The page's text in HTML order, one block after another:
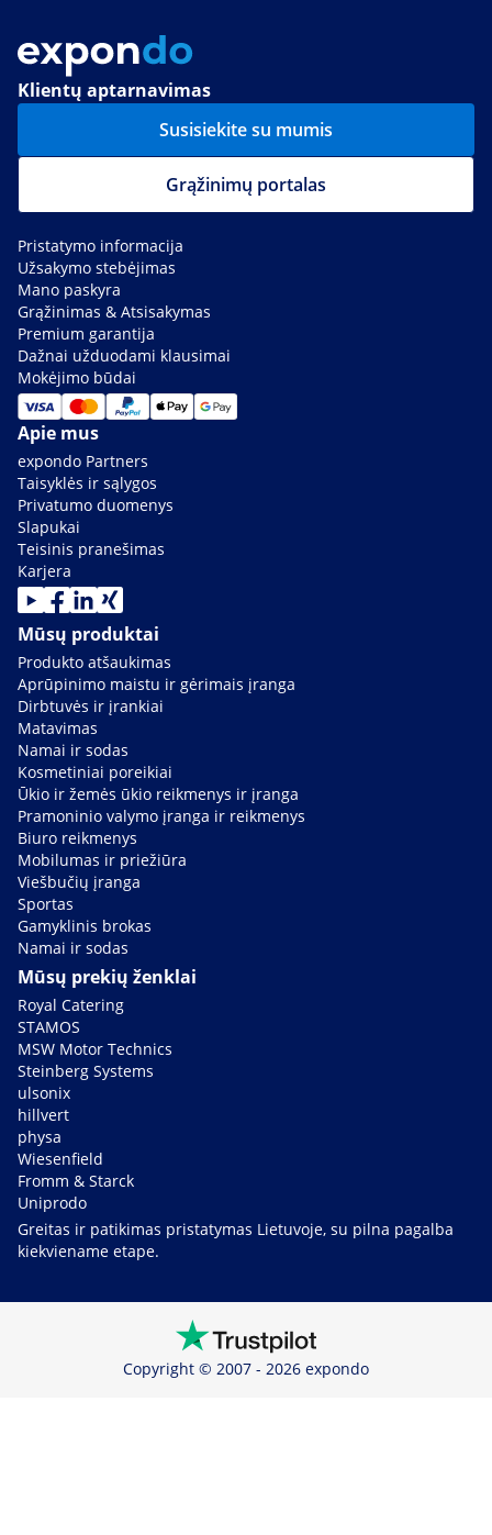
Klientų aptarnavimas
Susisiekite su mumis
Grąžinimų portalas
Pristatymo informacija
Užsakymo stebėjimas
Mano paskyra
Grąžinimas & Atsisakymas
Premium garantija
Dažnai užduodami klausimai
Mokėjimo būdai
Apie mus
expondo Partners
Taisyklės ir sąlygos
Privatumo duomenys
Slapukai
Teisinis pranešimas
Karjera
Mūsų produktai
Produkto atšaukimas
Aprūpinimo maistu ir gėrimais įranga
Dirbtuvės ir įrankiai
Matavimas
Namai ir sodas
Kosmetiniai poreikiai
Ūkio ir žemės ūkio reikmenys ir įranga
Pramoninio valymo įranga ir reikmenys
Biuro reikmenys
Mobilumas ir priežiūra
Viešbučių įranga
Sportas
Gamyklinis brokas
Namai ir sodas
Mūsų prekių ženklai
Royal Catering
STAMOS
MSW Motor Technics
Steinberg Systems
ulsonix
hillvert
physa
Wiesenfield
Fromm & Starck
Uniprodo
Greitas ir patikimas pristatymas Lietuvoje, su pilna pagalba
kiekviename etape.
Copyright © 2007 - 2026 expondo